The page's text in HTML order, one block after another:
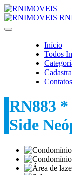
Início
Todos
Contatos
RN883
Side